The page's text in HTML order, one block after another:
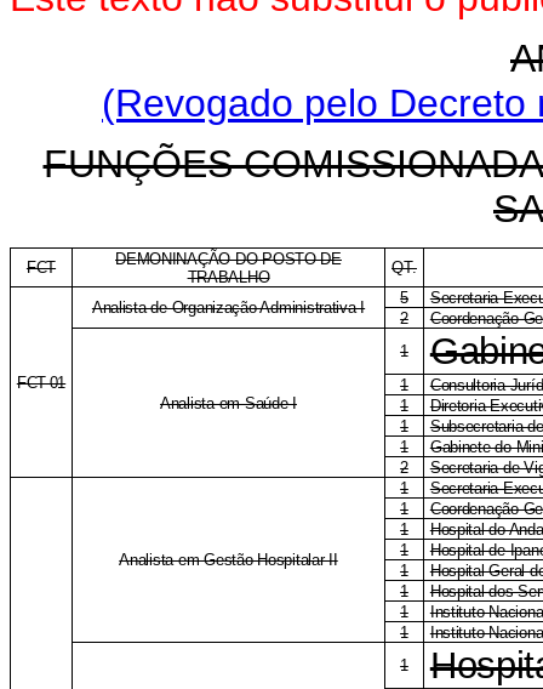
(Revogado pelo Decreto
FUNÇÕES
FCT
DEMONINAÇÃO DO POSTO DE
TRABALHO
QT.
FCT-01
Analista de Organização Administrativa I
5
Secretaria
2
Coordenação-
Analista em Saúde I
1
1
Consultoria
1
Diretoria
1
Subsecretaria
1
Gabinete do
2
Secretaria de
Analista em Gestão Hospitalar II
1
Secretaria
1
Coordenação-
1
Hospital do
1
Hospital de
1
Hospital-Geral
1
Hospital dos
1
Instituto
1
Instituto
1